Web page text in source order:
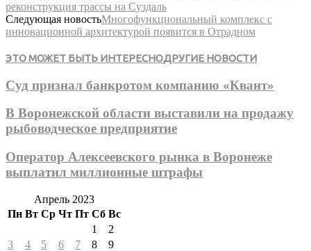
реконструкция трассы на Суздаль
Следующая новостьМногофункциональный комплекс с
инновационной архитектурой появится в Отрадном
ЭТО МОЖЕТ БЫТЬ ИНТЕРЕСНОДРУГИЕ НОВОСТИ
Суд признал банкротом компанию «Квант»
В Воронежской области выставили на продажу
рыбоводческое предприятие
Оператор Алексеевского рынка в Воронеже
выплатил миллионные штрафы
Апрель 2023
Пн Вт Ср Чт Пт Сб Вс
1
2
3
4 5 6 7 8
9